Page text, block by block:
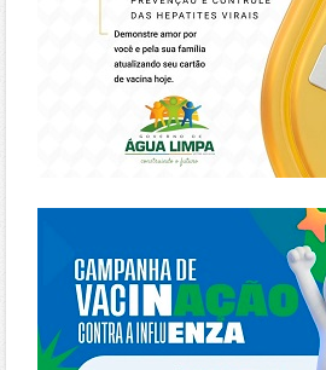
https://piracanjuba.go.gov.br/